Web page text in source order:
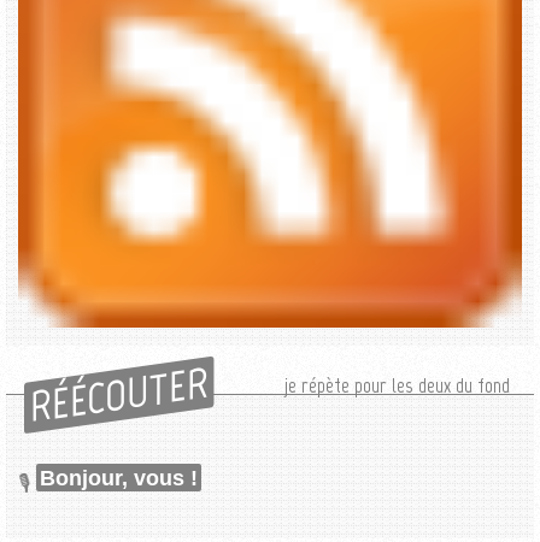
RÉÉCOUTER je répète pour les deux du fond
Bonjour, vous !